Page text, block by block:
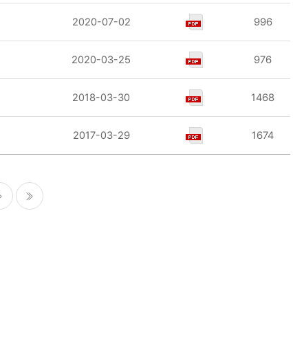
2020-07-02 996
2020-03-25 976
2018-03-30 1468
2017-03-29 1674